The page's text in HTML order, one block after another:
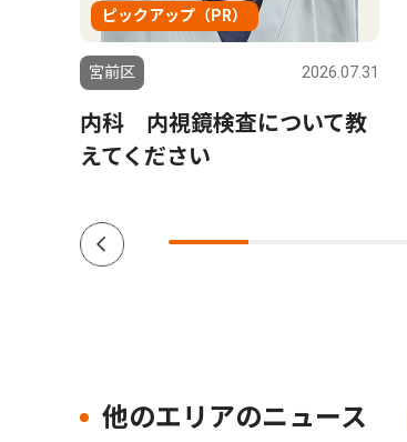
ピックアップ（PR）
宮前区 2026.07.31
内科 内視鏡検査について教
えてください
他のエリアのニュース